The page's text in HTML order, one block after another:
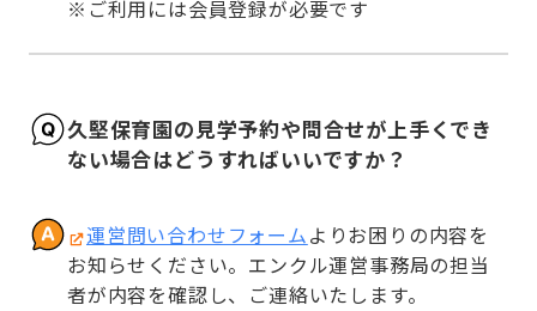
※ご利用には会員登録が必要です
久堅保育園の見学予約や問合せが上手くでき
ない場合はどうすればいいですか？
運営問い合わせフォームよりお困りの内容を
お知らせください。エンクル運営事務局の担当
者が内容を確認し、ご連絡いたします。